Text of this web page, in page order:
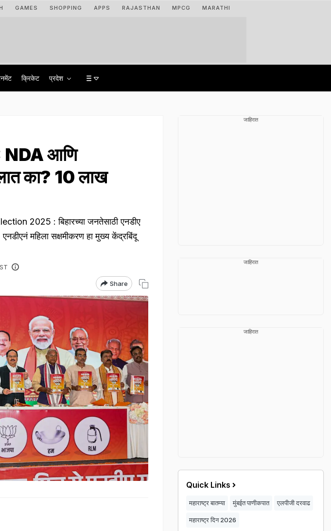
GAMES SHOPPING APPS RAJASTHAN MPCG MARATHI
क्रिकेट प्रदेश
आणि
का? 10 लाख
2025 : बिहारच्या जनतेसाठी एनडीए
महिला सक्षमीकरण हा मुख्य केंद्रबिंदू
Share
जाहिरात
जाहिरात
जाहिरात
Quick Links
महाराष्ट्र बातम्या मुंबईत पाणीकपात एलपीजी दरवाढ
महाराष्ट्र दिन 2026